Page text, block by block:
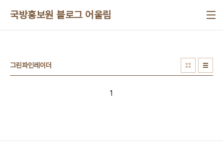
국방홍보원 블로그 어울림
그린파인레이더
1